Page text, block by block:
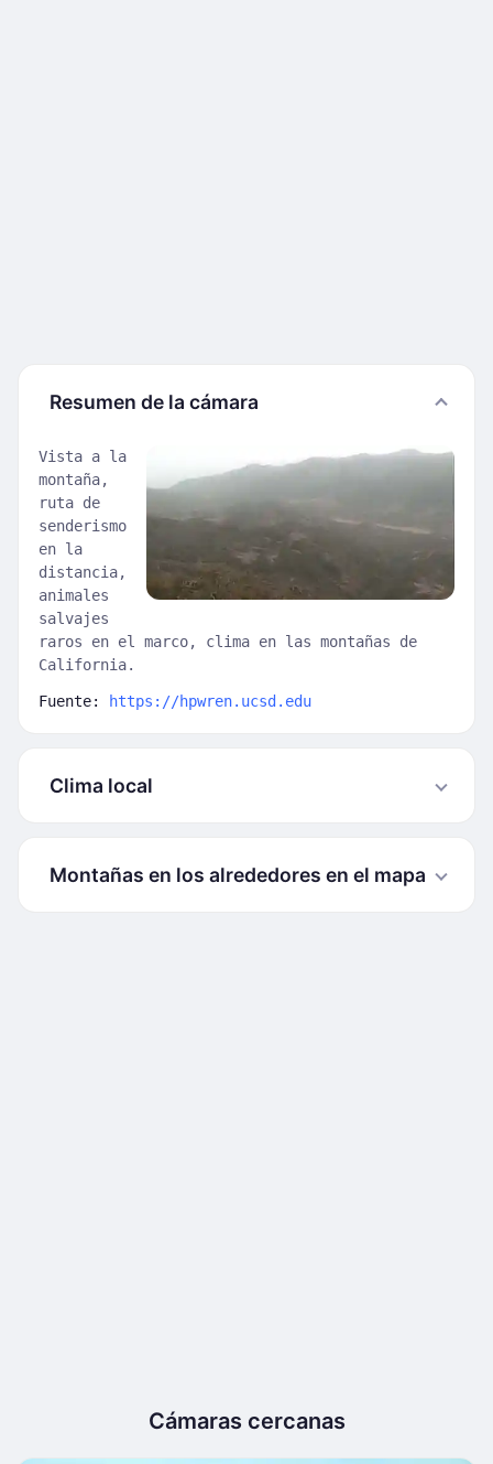
Resumen de la cámara
Vista a la
montaña,
ruta de
senderismo
en la
distancia,
animales
salvajes
raros en el marco, clima en las montañas de
California.
Fuente: https://hpwren.ucsd.edu
Clima local
Montañas en los alrededores en el mapa
Cámaras cercanas